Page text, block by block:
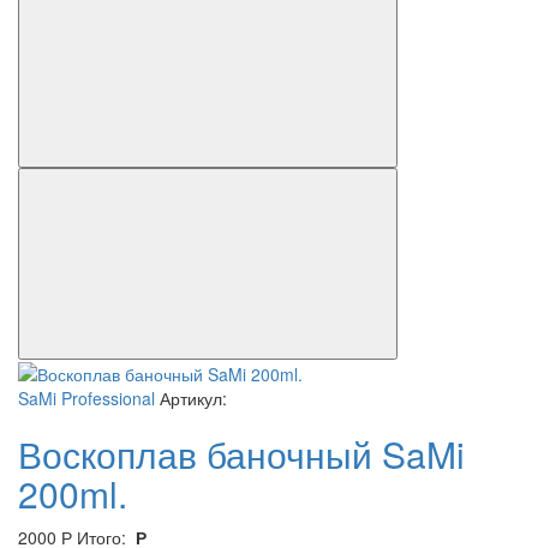
SaMi Professional Артикул:
Воскоплав баночный SaMi
200ml.
2000 Р Итого: Р